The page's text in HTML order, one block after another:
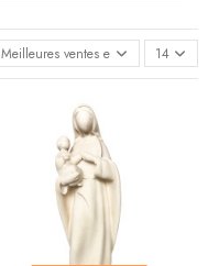
Meilleures ventes en premier
14